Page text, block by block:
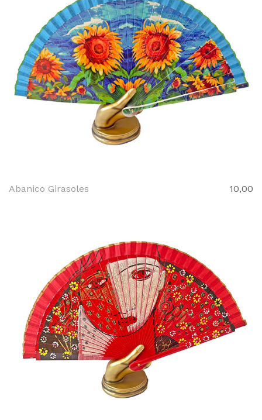
Abanico Girasoles 10,00